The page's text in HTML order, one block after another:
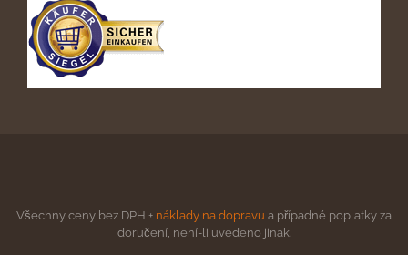
Všechny ceny bez DPH + náklady na dopravu a případné poplatky za
doručení, není-li uvedeno jinak.